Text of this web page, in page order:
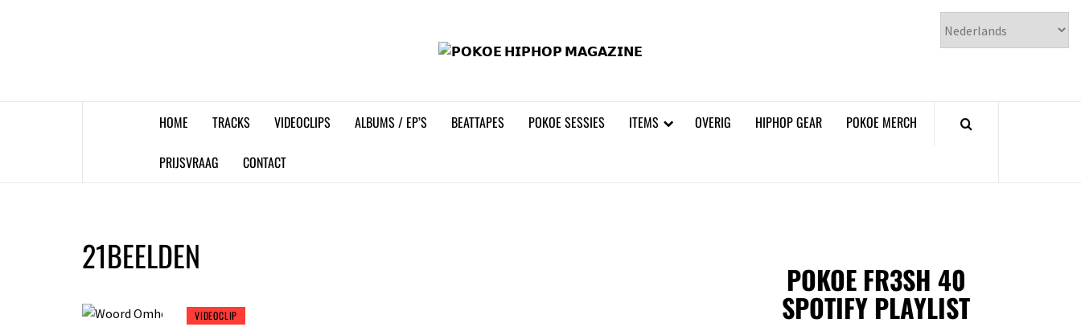
𝗣𝗢𝗞𝗢𝗘 𝗛𝗜𝗣𝗛𝗢𝗣
𝗠𝗔𝗚𝗔𝗭𝗜𝗡𝗘
HOME TRACKS VIDEOCLIPS ALBUMS / EP’S BEATTAPES POKOE SESSIES ITEMS OVERIG HIPHOP GEAR POKOE MERCH
PRIJSVRAAG CONTACT
21BEELDEN
VIDEOCLIP
POKOE FR3SH 40
SPOTIFY PLAYLIST